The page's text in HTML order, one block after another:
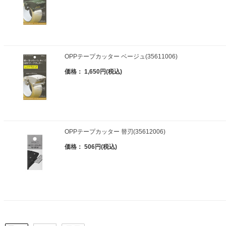
OPPテープカッター ベージュ(35611006)
価格： 1,650円(税込)
OPPテープカッター 替刃(35612006)
価格： 506円(税込)